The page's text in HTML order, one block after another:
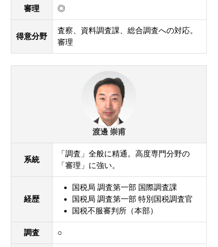
審理 ◎
得意分野
査察、資料調査課、総合調査への対応。
審理
渡邊 崇甫
系統
「調査」全般に精通。高度専門分野の
「審理」に強い。
経歴
国税局 調査第一部 国際調査課
国税局 調査第一部 特別国税調査官
国税不服審判所（本部）
調査 ○